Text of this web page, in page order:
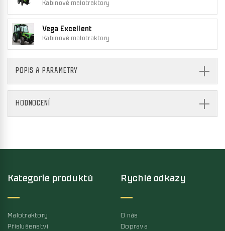
Kabinové malotraktory
Vega Excellent
Kabinové malotraktory
POPIS A PARAMETRY
HODNOCENÍ
Kategorie produktů
Malotraktory
Příslušenství
Rychlé odkazy
O nás
Doprava